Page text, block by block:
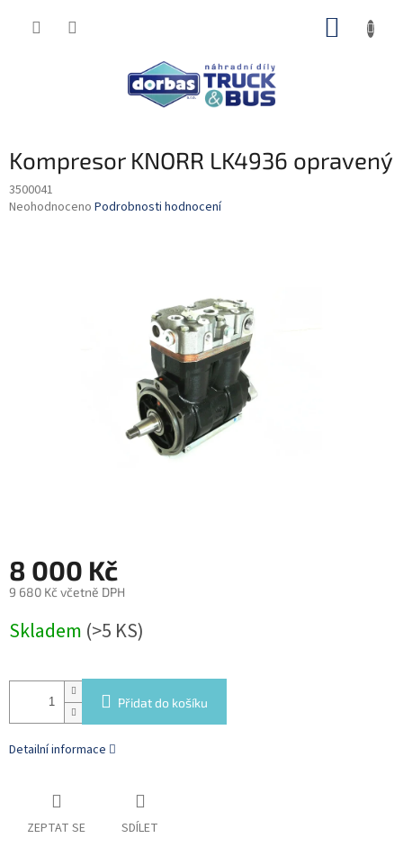
Kompresor KNORR LK4936 opravený
3500041
Průměrné
Neohodnoceno Podrobnosti hodnocení
8 000 Kč
9 680 Kč včetně DPH
cena:
Skladem (>5 KS)
Přidat do košíku
Detailní informace
ZEPTAT SE SDÍLET